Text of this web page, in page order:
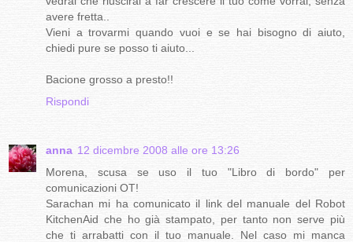
avere fretta..
Vieni a trovarmi quando vuoi e se hai bisogno di aiuto,
chiedi pure se posso ti aiuto...
Bacione grosso a presto!!
Rispondi
anna 12 dicembre 2008 alle ore 13:26
Morena, scusa se uso il tuo "Libro di bordo" per
comunicazioni OT!
Sarachan mi ha comunicato il link del manuale del Robot
KitchenAid che ho già stampato, per tanto non serve più
che ti arrabatti con il tuo manuale. Nel caso mi manca